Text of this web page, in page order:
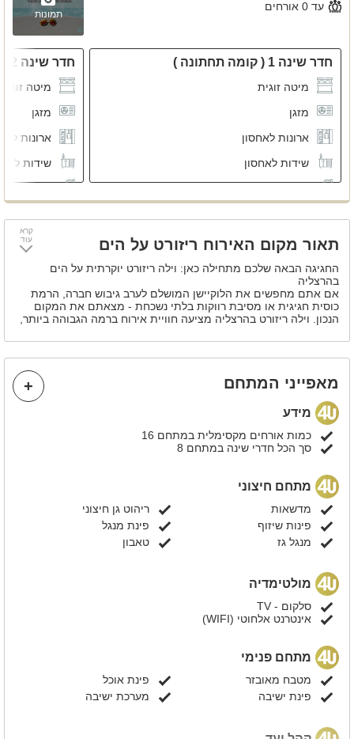
תמונות
עד 0 אורחים
חדר שינה 1 ( קומה תחתונה )
מיטה זוגית
מזגן
ארונות לאחסון
שידות לאחסון
חדר שינה 2 ( קומה תחתונה )
מיטה
מזגן
ארונות
שידות
תאור מקום האירוח ריזורט על הים
החגיגה הבאה שלכם מתחילה כאן: וילה ריזורט יוקרתית על הים
בהרצליה
אם אתם מחפשים את הלוקיישן המושלם לערב גיבוש חברה, הרמת
כוסית חגיגית או מסיבת רווקות בלתי נשכחת - מצאתם את המקום
הנכון. וילה ריזורט בהרצליה מציעה חוויית אירוח ברמה הגבוהה ביותר,
משתרע על פני 3 קומות מפוארות ומציע שילוב מדויק בין פרטיות
מוחלטת לנוחות מקסימלית עם מתחם חוץ מושקע ובריכת שחייה
במקום מחכות לכם מרפסות נוף פתוחות לים למיקסר ומינגלינג
מושלם, לצד 5 חדרי שינה מרווחים למי שרוצה להישאר לישון בסוף
הערב. זה הזמן לצאת מהשגרה, לחגוג בסטייל וליהנות מאירוע פרטי
שכולם ידברו עליו
קרא
עוד
מאפייני המתחם
מידע
כמות אורחים מקסימלית במתחם 16
סך הכל חדרי שינה במתחם 8
מתחם חיצוני
מדשאות
ריהוט גן חיצוני
פינות שיזוף
פינת מנגל
מנגל גז
טאבון
מולטימדיה
סלקום - TV
אינטרנט אלחוטי (WIFI)
מתחם פנימי
מטבח מאובזר
פינת אוכל
פינת ישיבה
מערכת ישיבה